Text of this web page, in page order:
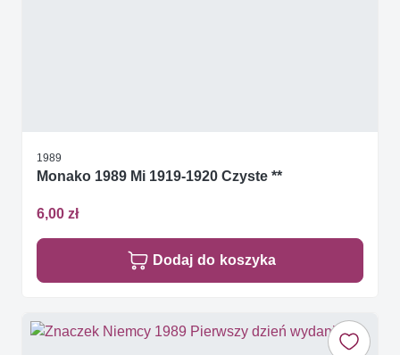
1989
Monako 1989 Mi 1919-1920 Czyste **
6,00 zł
Dodaj do koszyka